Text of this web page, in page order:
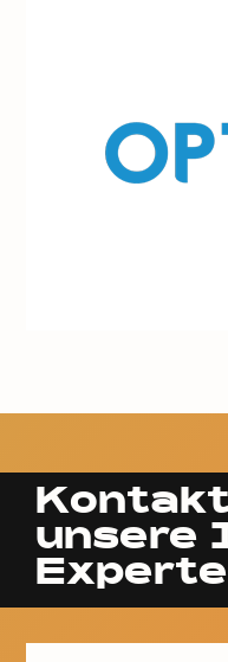
unsere